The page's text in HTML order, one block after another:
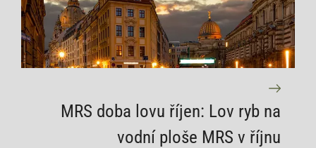
MRS doba lovu říjen: Lov ryb na
vodní ploše MRS v říjnu